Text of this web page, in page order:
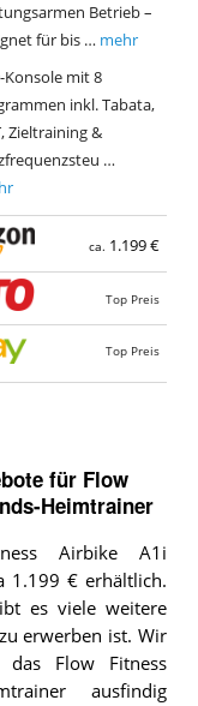
Betrieb –
für bis … mehr
Konsole mit 8
inkl. Tabata,
Zieltraining &
…
ca. 1.199 €
Top Preis
Top Preis
für Flow
Heimtrainer
Airbike A1i
1.199 € erhältlich.
es viele weitere
erwerben ist. Wir
das Flow Fitness
ausfindig